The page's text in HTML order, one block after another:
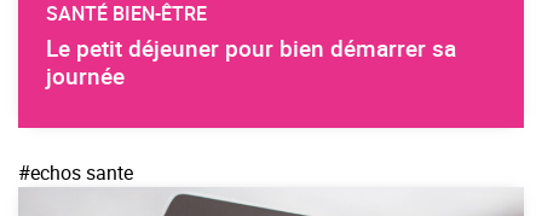
SANTÉ BIEN-ÊTRE
Le petit déjeuner pour bien démarrer sa
journée
#echos sante